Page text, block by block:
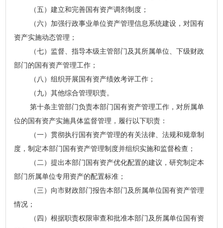
（五）建立和完善国有资产调剂制度；
（六）加强行政事业单位资产管理信息系统建设，对国有
资产实施动态管理；
（七）监督、指导本级主管部门及其所属单位、下级财政
部门的国有资产管理工作；
（八）组织开展国有资产绩效考评工作；
（九）其他综合管理职责。
第十条主管部门负责本部门国有资产管理工作，对所属单
位的国有资产实施具体监督管理，履行以下职责：
（一）贯彻执行国有资产管理的有关法律、法规和规章制
度，制定本部门国有资产管理制度并组织实施和监督检查；
（二）提出本部门国有资产优化配置的建议，研究制定本
部门所属单位专用资产的配置标准；
（三）向市财政部门报告本部门及所属单位国有资产管理
情况；
（四）根据职责权限审查和批准本部门及所属单位国有资